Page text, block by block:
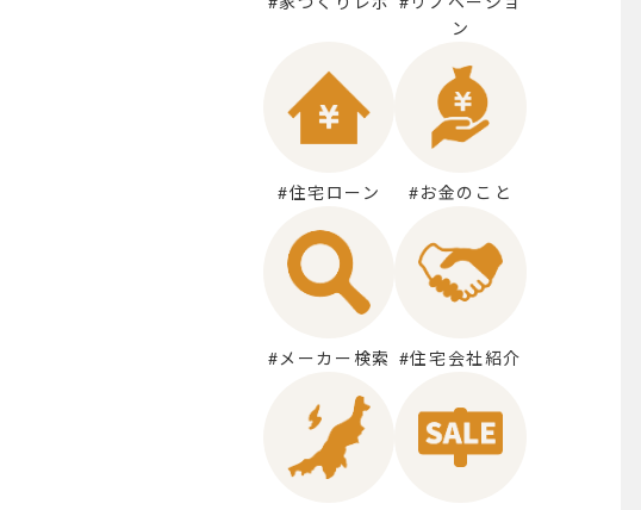
ン
#住宅ローン #お金のこと
#メーカー検索 #住宅会社紹介